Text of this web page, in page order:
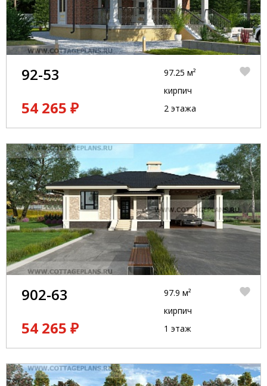
92-53
54 265 ₽
97.25 м²
кирпич
2 этажа
902-63
54 265 ₽
97.9 м²
кирпич
1 этаж